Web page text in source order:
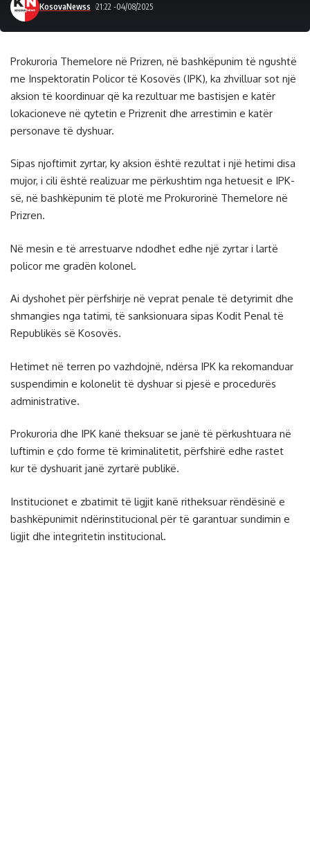
KosovaNewss 21:22 -04/08/2025
Prokuroria Themelore në Prizren, në bashkëpunim të ngushtë
me Inspektoratin Policor të Kosovës (IPK), ka zhvilluar sot një
aksion të koordinuar që ka rezultuar me bastisjen e katër
lokacioneve në qytetin e Prizrenit dhe arrestimin e katër
personave të dyshuar.
Sipas njoftimit zyrtar, ky aksion është rezultat i një hetimi disa
mujor, i cili është realizuar me përkushtim nga hetuesit e IPK-
së, në bashkëpunim të plotë me Prokurorinë Themelore në
Prizren.
Në mesin e të arrestuarve ndodhet edhe një zyrtar i lartë
policor me gradën kolonel.
Ai dyshohet për përfshirje në veprat penale të detyrimit dhe
shmangies nga tatimi, të sanksionuara sipas Kodit Penal të
Republikës së Kosovës.
Hetimet në terren po vazhdojnë, ndërsa IPK ka rekomanduar
suspendimin e kolonelit të dyshuar si pjesë e procedurës
administrative.
Prokuroria dhe IPK kanë theksuar se janë të përkushtuara në
luftimin e çdo forme të kriminalitetit, përfshirë edhe rastet
kur të dyshuarit janë zyrtarë publikë.
Institucionet e zbatimit të ligjit kanë ritheksuar rëndësinë e
bashkëpunimit ndërinstitucional për të garantuar sundimin e
ligjit dhe integritetin institucional.